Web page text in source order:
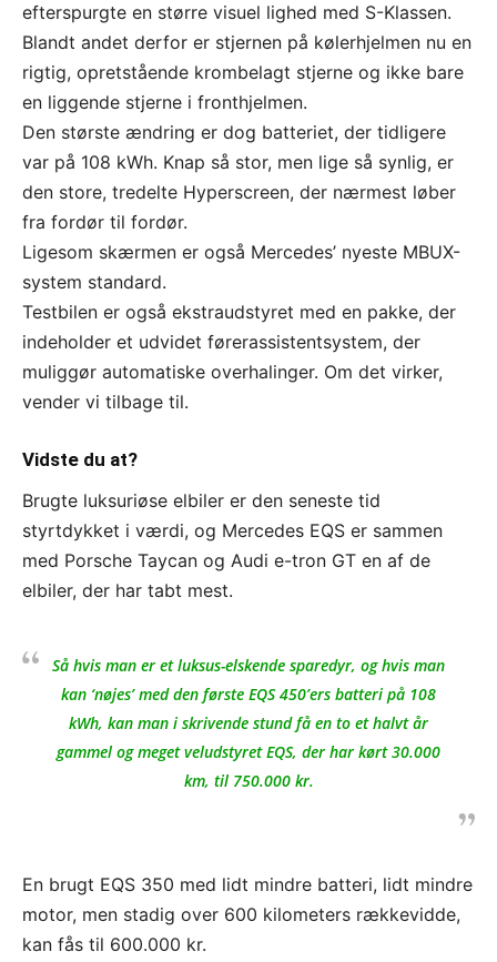
efterspurgte en større visuel lighed med S-Klassen.
Blandt andet derfor er stjernen på kølerhjelmen nu en
rigtig, opretstående krombelagt stjerne og ikke bare
en liggende stjerne i fronthjelmen.
Den største ændring er dog batteriet, der tidligere
var på 108 kWh. Knap så stor, men lige så synlig, er
den store, tredelte Hyperscreen, der nærmest løber
fra fordør til fordør.
Ligesom skærmen er også Mercedes’ nyeste MBUX-
system standard.
Testbilen er også ekstraudstyret med en pakke, der
indeholder et udvidet førerassistentsystem, der
muliggør automatiske overhalinger. Om det virker,
vender vi tilbage til.
Vidste du at?
Brugte luksuriøse elbiler er den seneste tid
styrtdykket i værdi, og Mercedes EQS er sammen
med Porsche Taycan og Audi e-tron GT en af de
elbiler, der har tabt mest.
Så hvis man er et luksus-elskende sparedyr, og hvis man
kan ‘nøjes’ med den første EQS 450’ers batteri på 108
kWh, kan man i skrivende stund få en to et halvt år
gammel og meget veludstyret EQS, der har kørt 30.000
km, til 750.000 kr.
En brugt EQS 350 med lidt mindre batteri, lidt mindre
motor, men stadig over 600 kilometers rækkevidde,
kan fås til 600.000 kr.